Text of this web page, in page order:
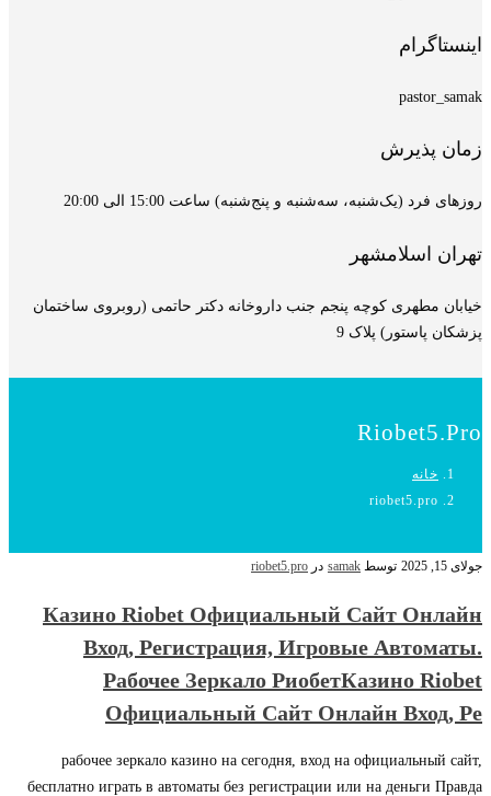
اینستاگرام
pastor_samak
زمان پذیرش
روزهای فرد (یک‌شنبه، سه‌شنبه و پنج‌شنبه) ساعت 15:00 الی 20:00
تهران اسلامشهر
خیابان مطهری کوچه پنجم جنب داروخانه دکتر حاتمی (روبروی ساختمان
پزشکان پاستور) پلاک 9
Riobet5.pro
خانه
riobet5.pro
جولای 15, 2025 توسط samak در riobet5.pro
Казино Riobet Официальный Сайт Онлайн
Вход, Регистрация, Игровые Автоматы.
Рабочее Зеркало РиобетКазино Riobet
Официальный Сайт Онлайн Вход, Ре
рабочее зеркало казино на сегодня, вход на официальный сайт,
бесплатно играть в автоматы без регистрации или на деньги Правда